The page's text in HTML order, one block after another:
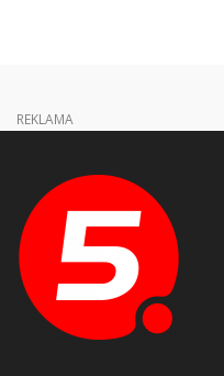
REKLAMA